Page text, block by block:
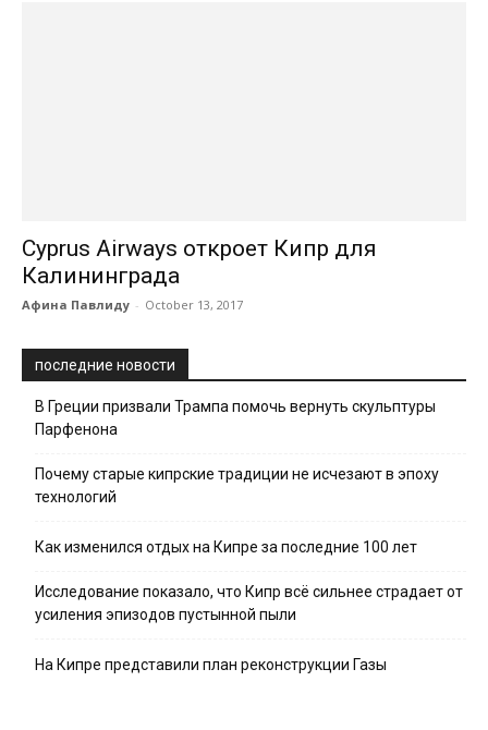
Cyprus Airways откроет Кипр для
Калининграда
Афина Павлиду - October 13, 2017
последние новости
В Греции призвали Трампа помочь вернуть скульптуры
Парфенона
Почему старые кипрские традиции не исчезают в эпоху
технологий
Как изменился отдых на Кипре за последние 100 лет
Исследование показало, что Кипр всё сильнее страдает от
усиления эпизодов пустынной пыли
На Кипре представили план реконструкции Газы